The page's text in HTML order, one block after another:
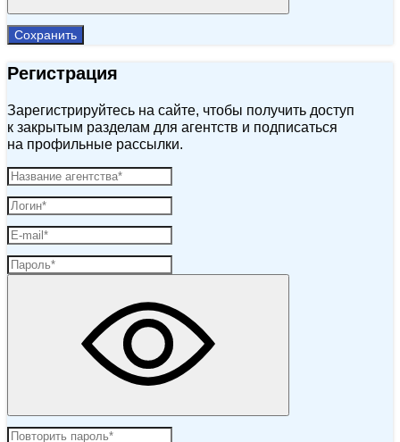
Сохранить
Регистрация
Зарегистрируйтесь на сайте, чтобы получить доступ
к закрытым разделам для агентств и подписаться
на профильные рассылки.